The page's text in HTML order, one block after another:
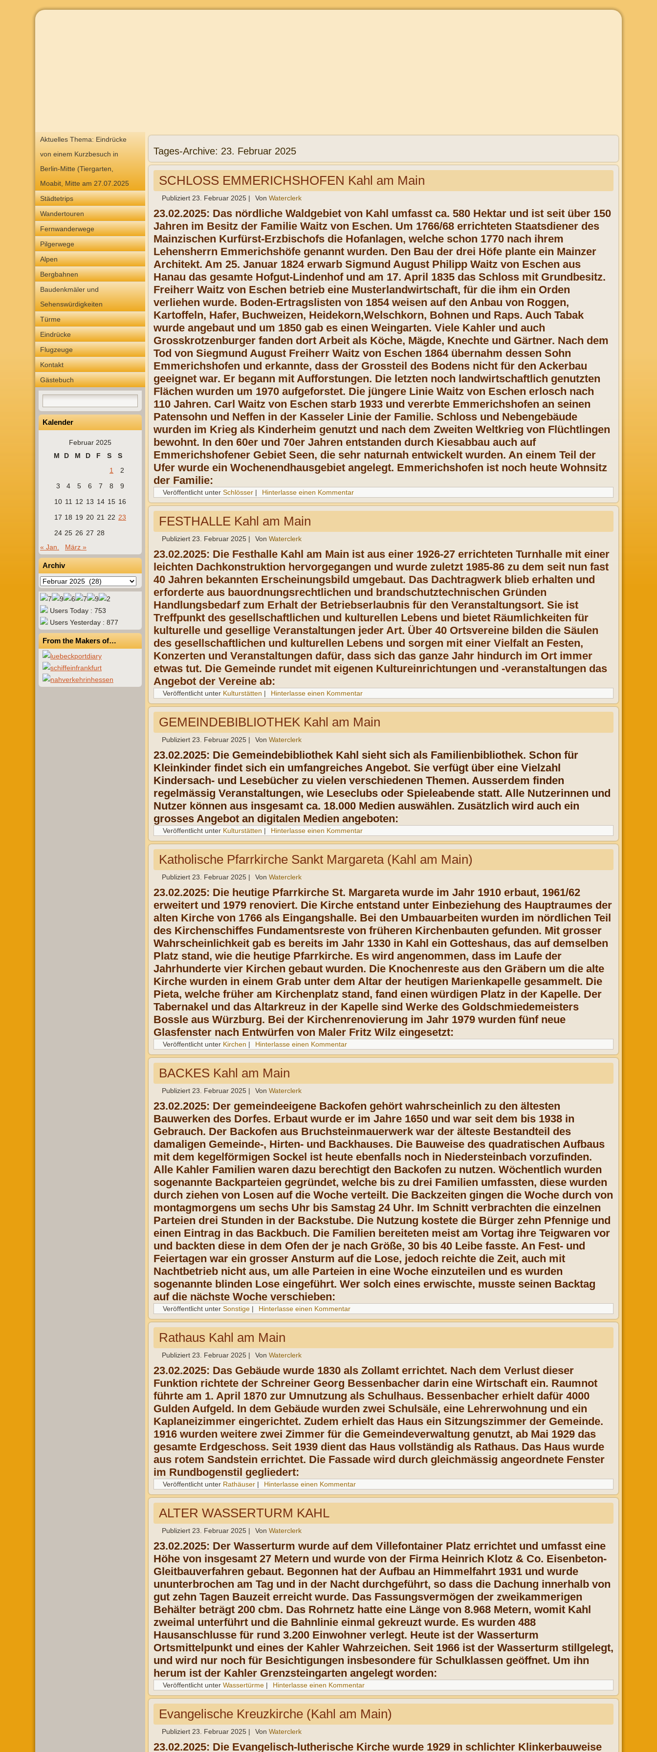
Aktuelles Thema: Eindrücke
von einem Kurzbesuch in
Berlin-Mitte (Tiergarten,
Moabit, Mitte am 27.07.2025
Städtetrips
Wandertouren
Fernwanderwege
Pilgerwege
Alpen
Bergbahnen
Baudenkmäler und
Sehenswürdigkeiten
Türme
Eindrücke
Flugzeuge
Kontakt
Gästebuch
Kalender
Februar 2025
M
D M D F S
S
1
2
3
4 5 6 7 8
9
10 11 12 13 14 15 16
17 18 19 20 21 22 23
24 25 26 27 28
« Jan.
März »
Archiv
Archiv
Users Today : 753
Users Yesterday : 877
From the Makers of…
Tages-Archive: 23. Februar 2025
SCHLOSS EMMERICHSHOFEN Kahl am Main
Publiziert 23. Februar 2025 | Von Waterclerk
23.02.2025: Das nördliche Waldgebiet von Kahl umfasst ca. 580 Hektar und ist seit über 150
Jahren im Besitz der Familie Waitz von Eschen. Um 1766/68 errichteten Staatsdiener des
Mainzischen Kurfürst-Erzbischofs die Hofanlagen, welche schon 1770 nach ihrem
Lehensherrn Emmerichshöfe genannt wurden. Den Bau der drei Höfe plante ein Mainzer
Architekt. Am 25. Januar 1824 erwarb Sigmund August Philipp Waitz von Eschen aus
Hanau das gesamte Hofgut-Lindenhof und am 17. April 1835 das Schloss mit Grundbesitz.
Freiherr Waitz von Eschen betrieb eine Musterlandwirtschaft, für die ihm ein Orden
verliehen wurde. Boden-Ertragslisten von 1854 weisen auf den Anbau von Roggen,
Kartoffeln, Hafer, Buchweizen, Heidekorn,Welschkorn, Bohnen und Raps. Auch Tabak
wurde angebaut und um 1850 gab es einen Weingarten. Viele Kahler und auch
Grosskrotzenburger fanden dort Arbeit als Köche, Mägde, Knechte und Gärtner. Nach dem
Tod von Siegmund August Freiherr Waitz von Eschen 1864 übernahm dessen Sohn
Emmerichshofen und erkannte, dass der Grossteil des Bodens nicht für den Ackerbau
geeignet war. Er begann mit Aufforstungen. Die letzten noch landwirtschaftlich genutzten
Flächen wurden um 1970 aufgeforstet. Die jüngere Linie Waitz von Eschen erlosch nach
110 Jahren. Carl Waitz von Eschen starb 1933 und vererbte Emmerichshofen an seinen
Patensohn und Neffen in der Kasseler Linie der Familie. Schloss und Nebengebäude
wurden im Krieg als Kinderheim genutzt und nach dem Zweiten Weltkrieg von Flüchtlingen
bewohnt. In den 60er und 70er Jahren entstanden durch Kiesabbau auch auf
Emmerichshofener Gebiet Seen, die sehr naturnah entwickelt wurden. An einem Teil der
Ufer wurde ein Wochenendhausgebiet angelegt. Emmerichshofen ist noch heute Wohnsitz
der Familie:
Veröffentlicht unter Schlösser | Hinterlasse einen Kommentar
FESTHALLE Kahl am Main
Publiziert 23. Februar 2025 | Von Waterclerk
23.02.2025: Die Festhalle Kahl am Main ist aus einer 1926-27 errichteten Turnhalle mit einer
leichten Dachkonstruktion hervorgegangen und wurde zuletzt 1985-86 zu dem seit nun fast
40 Jahren bekannten Erscheinungsbild umgebaut. Das Dachtragwerk blieb erhalten und
erforderte aus bauordnungsrechtlichen und brandschutztechnischen Gründen
Handlungsbedarf zum Erhalt der Betriebserlaubnis für den Veranstaltungsort. Sie ist
Treffpunkt des gesellschaftlichen und kulturellen Lebens und bietet Räumlichkeiten für
kulturelle und gesellige Veranstaltungen jeder Art. Über 40 Ortsvereine bilden die Säulen
des gesellschaftlichen und kulturellen Lebens und sorgen mit einer Vielfalt an Festen,
Konzerten und Veranstaltungen dafür, dass sich das ganze Jahr hindurch im Ort immer
etwas tut. Die Gemeinde rundet mit eigenen Kultureinrichtungen und -veranstaltungen das
Angebot der Vereine ab:
Veröffentlicht unter Kulturstätten | Hinterlasse einen Kommentar
GEMEINDEBIBLIOTHEK Kahl am Main
Publiziert 23. Februar 2025 | Von Waterclerk
23.02.2025: Die Gemeindebibliothek Kahl sieht sich als Familienbibliothek. Schon für
Kleinkinder findet sich ein umfangreiches Angebot. Sie verfügt über eine Vielzahl
Kindersach- und Lesebücher zu vielen verschiedenen Themen. Ausserdem finden
regelmässig Veranstaltungen, wie Leseclubs oder Spieleabende statt. Alle Nutzerinnen und
Nutzer können aus insgesamt ca. 18.000 Medien auswählen. Zusätzlich wird auch ein
grosses Angebot an digitalen Medien angeboten:
Veröffentlicht unter Kulturstätten | Hinterlasse einen Kommentar
Katholische Pfarrkirche Sankt Margareta (Kahl am Main)
Publiziert 23. Februar 2025 | Von Waterclerk
23.02.2025: Die heutige Pfarrkirche St. Margareta wurde im Jahr 1910 erbaut, 1961/62
erweitert und 1979 renoviert. Die Kirche entstand unter Einbeziehung des Hauptraumes der
alten Kirche von 1766 als Eingangshalle. Bei den Umbauarbeiten wurden im nördlichen Teil
des Kirchenschiffes Fundamentsreste von früheren Kirchenbauten gefunden. Mit grosser
Wahrscheinlichkeit gab es bereits im Jahr 1330 in Kahl ein Gotteshaus, das auf demselben
Platz stand, wie die heutige Pfarrkirche. Es wird angenommen, dass im Laufe der
Jahrhunderte vier Kirchen gebaut wurden. Die Knochenreste aus den Gräbern um die alte
Kirche wurden in einem Grab unter dem Altar der heutigen Marienkapelle gesammelt. Die
Pieta, welche früher am Kirchenplatz stand, fand einen würdigen Platz in der Kapelle. Der
Tabernakel und das Altarkreuz in der Kapelle sind Werke des Goldschmiedemeisters
Bossle aus Würzburg. Bei der Kirchenrenovierung im Jahr 1979 wurden fünf neue
Glasfenster nach Entwürfen von Maler Fritz Wilz eingesetzt:
Veröffentlicht unter Kirchen | Hinterlasse einen Kommentar
BACKES Kahl am Main
Publiziert 23. Februar 2025 | Von Waterclerk
23.02.2025: Der gemeindeeigene Backofen gehört wahrscheinlich zu den ältesten
Bauwerken des Dorfes. Erbaut wurde er im Jahre 1650 und war seit dem bis 1938 in
Gebrauch. Der Backofen aus Bruchsteinmauerwerk war der älteste Bestandteil des
damaligen Gemeinde-, Hirten- und Backhauses. Die Bauweise des quadratischen Aufbaus
mit dem kegelförmigen Sockel ist heute ebenfalls noch in Niedersteinbach vorzufinden.
Alle Kahler Familien waren dazu berechtigt den Backofen zu nutzen. Wöchentlich wurden
sogenannte Backparteien gegründet, welche bis zu drei Familien umfassten, diese wurden
durch ziehen von Losen auf die Woche verteilt. Die Backzeiten gingen die Woche durch von
montagmorgens um sechs Uhr bis Samstag 24 Uhr. Im Schnitt verbrachten die einzelnen
Parteien drei Stunden in der Backstube. Die Nutzung kostete die Bürger zehn Pfennige und
einen Eintrag in das Backbuch. Die Familien bereiteten meist am Vortag ihre Teigwaren vor
und backten diese in dem Ofen der je nach Größe, 30 bis 40 Leibe fasste. An Fest- und
Feiertagen war ein grosser Ansturm auf die Lose, jedoch reichte die Zeit, auch mit
Nachtbetrieb nicht aus, um alle Parteien in eine Woche einzuteilen und es wurden
sogenannte blinden Lose eingeführt. Wer solch eines erwischte, musste seinen Backtag
auf die nächste Woche verschieben:
Veröffentlicht unter Sonstige | Hinterlasse einen Kommentar
Rathaus Kahl am Main
Publiziert 23. Februar 2025 | Von Waterclerk
23.02.2025: Das Gebäude wurde 1830 als Zollamt errichtet. Nach dem Verlust dieser
Funktion richtete der Schreiner Georg Bessenbacher darin eine Wirtschaft ein. Raumnot
führte am 1. April 1870 zur Umnutzung als Schulhaus. Bessenbacher erhielt dafür 4000
Gulden Aufgeld. In dem Gebäude wurden zwei Schulsäle, eine Lehrerwohnung und ein
Kaplaneizimmer eingerichtet. Zudem erhielt das Haus ein Sitzungszimmer der Gemeinde.
1916 wurden weitere zwei Zimmer für die Gemeindeverwaltung genutzt, ab Mai 1929 das
gesamte Erdgeschoss. Seit 1939 dient das Haus vollständig als Rathaus. Das Haus wurde
aus rotem Sandstein errichtet. Die Fassade wird durch gleichmässig angeordnete Fenster
im Rundbogenstil gegliedert:
Veröffentlicht unter Rathäuser | Hinterlasse einen Kommentar
ALTER WASSERTURM KAHL
Publiziert 23. Februar 2025 | Von Waterclerk
23.02.2025: Der Wasserturm wurde auf dem Villefontainer Platz errichtet und umfasst eine
Höhe von insgesamt 27 Metern und wurde von der Firma Heinrich Klotz & Co. Eisenbeton-
Gleitbauverfahren gebaut. Begonnen hat der Aufbau an Himmelfahrt 1931 und wurde
ununterbrochen am Tag und in der Nacht durchgeführt, so dass die Dachung innerhalb von
gut zehn Tagen Bauzeit erreicht wurde. Das Fassungsvermögen der zweikammerigen
Behälter beträgt 200 cbm. Das Rohrnetz hatte eine Länge von 8.968 Metern, womit Kahl
zweimal unterführt und die Bahnlinie einmal gekreuzt wurde. Es wurden 488
Hausanschlusse für rund 3.200 Einwohner verlegt. Heute ist der Wasserturm
Ortsmittelpunkt und eines der Kahler Wahrzeichen. Seit 1966 ist der Wasserturm stillgelegt,
und wird nur noch für Besichtigungen insbesondere für Schulklassen geöffnet. Um ihn
herum ist der Kahler Grenzsteingarten angelegt worden:
Veröffentlicht unter Wassertürme | Hinterlasse einen Kommentar
Evangelische Kreuzkirche (Kahl am Main)
Publiziert 23. Februar 2025 | Von Waterclerk
23.02.2025: Die Evangelisch-lutherische Kirche wurde 1929 in schlichter Klinkerbauweise